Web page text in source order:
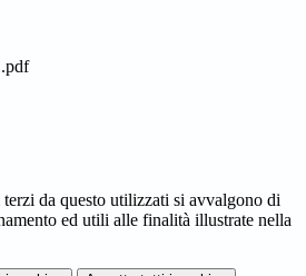
da questo utilizzati si avvalgono di
ed utili alle finalità illustrate nella